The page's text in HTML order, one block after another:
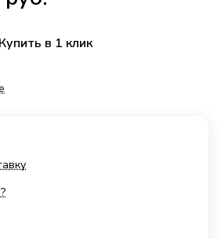
Купить в 1 клик